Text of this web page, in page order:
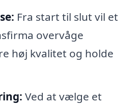
Fra start til slut vil et
overvåge
høj kvalitet og holde
Ved at vælge et